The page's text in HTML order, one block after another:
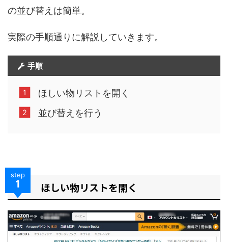
の並び替えは簡単。
実際の手順通りに解説していきます。
手順
ほしい物リストを開く
並び替えを行う
step
1 ほしい物リストを開く